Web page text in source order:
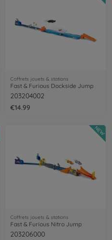
Coffrets jouets & stations
Fast & Furious Dockside Jump
203204002
€14.99
Coffrets jouets & stations
Fast & Furious Nitro Jump
203206000
NEW